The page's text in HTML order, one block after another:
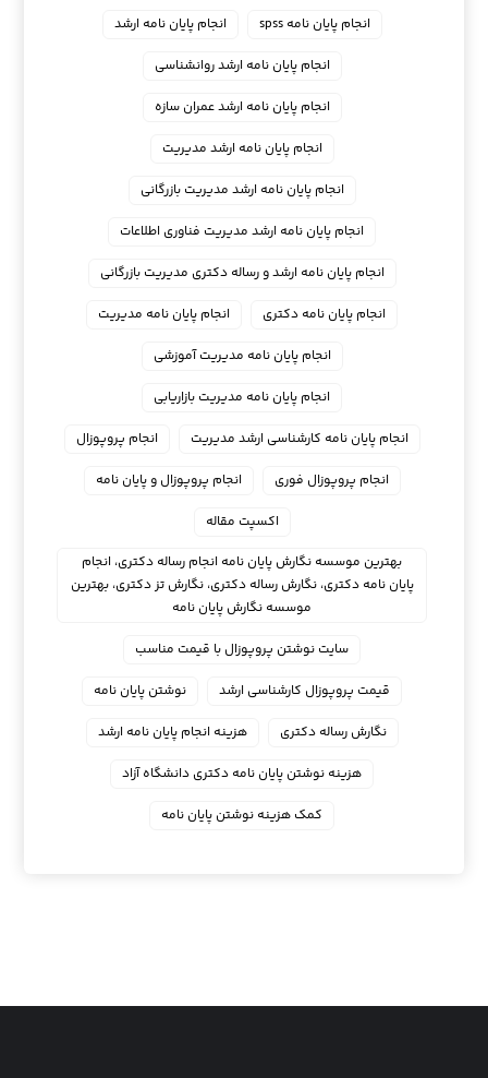
انجام پایان نامه spss
انجام پایان نامه ارشد
انجام پایان نامه ارشد روانشناسی
انجام پایان نامه ارشد عمران سازه
انجام پایان نامه ارشد مدیریت
انجام پایان نامه ارشد مدیریت بازرگانی
انجام پایان نامه ارشد مدیریت فناوری اطلاعات
انجام پایان نامه ارشد و رساله دکتری مدیریت بازرگانی
انجام پایان نامه دکتری
انجام پایان نامه مدیریت
انجام پایان نامه مدیریت آموزشی
انجام پایان نامه مدیریت بازاریابی
انجام پایان نامه کارشناسی ارشد مدیریت
انجام پروپوزال
انجام پروپوزال فوری
انجام پروپوزال و پایان نامه
اکسپت مقاله
بهترین موسسه نگارش پایان نامه انجام رساله دکتری، انجام
پایان نامه دکتری، نگارش رساله دکتری، نگارش تز دکتری، بهترین
موسسه نگارش پایان نامه
سایت نوشتن پروپوزال با قیمت مناسب
قیمت پروپوزال کارشناسی ارشد
نوشتن پایان نامه
نگارش رساله دکتری
هزینه انجام پایان نامه ارشد
هزینه نوشتن پایان نامه دکتری دانشگاه آزاد
کمک هزینه نوشتن پایان نامه